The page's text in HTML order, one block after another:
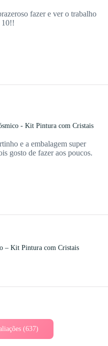
fazer e ver o trabalho
10!!
- Kit Pintura com Cristais
e a embalagem super
gosto de fazer aos poucos.
– Kit Pintura com Cristais
(637)